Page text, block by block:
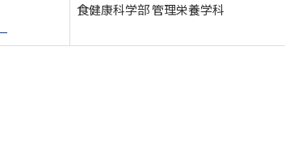
食健康科学部 管理栄養学科